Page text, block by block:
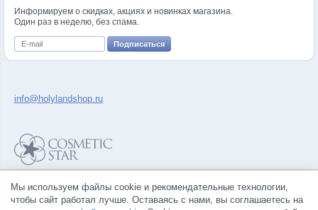
Информируем о скидках, акциях и новинках магазина.
Один раз в неделю, без спама.
Политика конфиденциальности
Правила продажи товаров
Согласие на обработку персональных данных
info@holylandshop.ru
Мы используем файлы cookie и рекомендательные технологии,
чтобы сайт работал лучше. Оставаясь с нами, вы соглашаетесь на